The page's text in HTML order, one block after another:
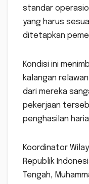
standar
yang harus
ditetapkan
Kondisi ini
kalangan
dari mereka
pekerjaan
penghasilan
Koordinator
Republik
Tengah,